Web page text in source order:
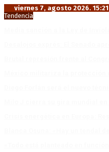
viernes 7, agosto 2026. 15:21
Tendencia